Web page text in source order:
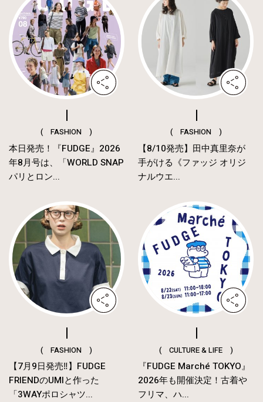
( FASHION )
本日発売！『FUDGE』2026
年8月号は、「WORLD SNAP
パリとロン...
( FASHION )
【8/10発売】田中真里奈が
手がける《ファッジ オリジ
ナルウエ...
( FASHION )
【7月9日発売‼︎】FUDGE
FRIENDのUMIと作った
「3WAYポロシャツ...
( CULTURE & LIFE )
『FUDGE Marché TOKYO』
2026年も開催決定！古着や
フリマ、ハ...